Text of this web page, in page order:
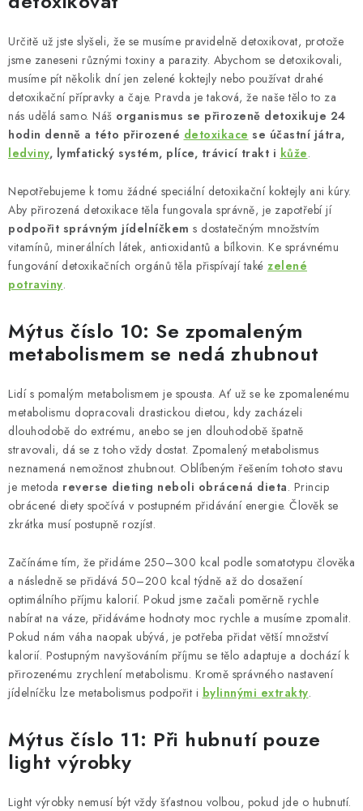
Určitě už jste slyšeli, že se musíme pravidelně detoxikovat, protože
jsme zaneseni různými toxiny a parazity. Abychom se detoxikovali,
musíme pít několik dní jen zelené koktejly nebo používat drahé
detoxikační přípravky a čaje. Pravda je taková, že naše tělo to za
nás udělá samo. Náš organismus se přirozeně detoxikuje 24
hodin denně a této přirozené detoxikace se účastní játra,
ledviny, lymfatický systém, plíce, trávicí trakt i kůže.
Nepotřebujeme k tomu žádné speciální detoxikační koktejly ani kúry.
Aby přirozená detoxikace těla fungovala správně, je zapotřebí jí
podpořit správným jídelníčkem s dostatečným množstvím
vitamínů, minerálních látek, antioxidantů a bílkovin. Ke správnému
fungování detoxikačních orgánů těla přispívají také zelené
potraviny.
Mýtus číslo 10: Se zpomaleným
metabolismem se nedá zhubnout
Lidí s pomalým metabolismem je spousta. Ať už se ke zpomalenému
metabolismu dopracovali drastickou dietou, kdy zacházeli
dlouhodobě do extrému, anebo se jen dlouhodobě špatně
stravovali, dá se z toho vždy dostat. Zpomalený metabolismus
neznamená nemožnost zhubnout. Oblíbeným řešením tohoto stavu
je metoda reverse dieting neboli obrácená dieta. Princip
obrácené diety spočívá v postupném přidávání energie. Člověk se
zkrátka musí postupně rozjíst.
Začínáme tím, že přidáme 250–300 kcal podle somatotypu člověka
a následně se přidává 50–200 kcal týdně až do dosažení
optimálního příjmu kalorií. Pokud jsme začali poměrně rychle
nabírat na váze, přidáváme hodnoty moc rychle a musíme zpomalit.
Pokud nám váha naopak ubývá, je potřeba přidat větší množství
kalorií. Postupným navyšováním příjmu se tělo adaptuje a dochází k
přirozenému zrychlení metabolismu. Kromě správného nastavení
jídelníčku lze metabolismus podpořit i bylinnými extrakty.
Mýtus číslo 11: Při hubnutí pouze
light výrobky
Light výrobky nemusí být vždy šťastnou volbou, pokud jde o hubnutí.